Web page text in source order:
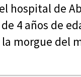
hospital de
4 años de
morgue del